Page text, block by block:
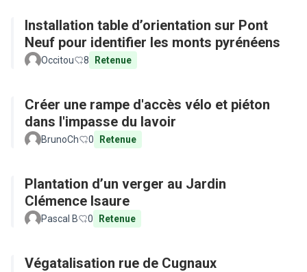
Installation table d’orientation sur Pont
Neuf pour identifier les monts pyrénéens
Occitou 8 Retenue
Créer une rampe d'accès vélo et piéton
dans l'impasse du lavoir
BrunoCh 0 Retenue
Plantation d’un verger au Jardin
Clémence Isaure
Pascal B 0 Retenue
Végatalisation rue de Cugnaux